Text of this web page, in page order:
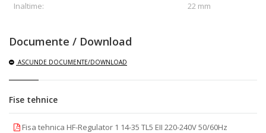
Inaltime: 22 mm
Documente / Download
ASCUNDE DOCUMENTE/DOWNLOAD
Fise tehnice
Fisa tehnica HF-Regulator 1 14-35 TL5 EII 220-240V 50/60Hz